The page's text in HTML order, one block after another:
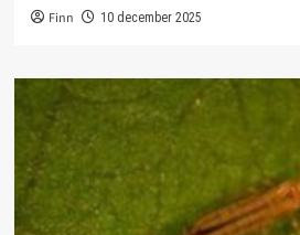
Finn 10 december 2025